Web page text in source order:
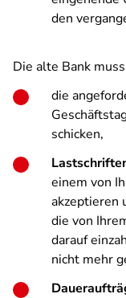
den
Die alte Bank
die
schicken,
einem von
akzeptieren
die von
darauf
nicht mehr